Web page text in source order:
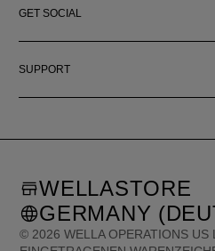
GET SOCIAL
SUPPORT
© 2026 WELLA OPERATIONS US
WELLASTORE
GERMANY